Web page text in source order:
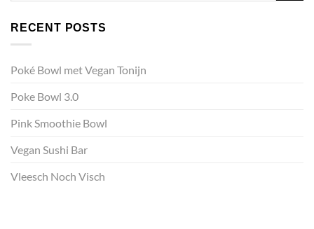
RECENT POSTS
Poké Bowl met Vegan Tonijn
Poke Bowl 3.0
Pink Smoothie Bowl
Vegan Sushi Bar
Vleesch Noch Visch